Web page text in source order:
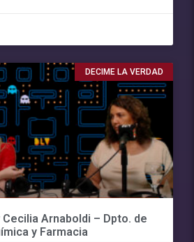
DECIME LA VERDAD
Arnaboldi – Dpto. de
y Farmacia